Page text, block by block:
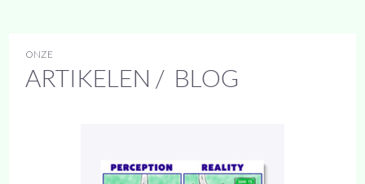
ONZE
ARTIKELEN / BLOG